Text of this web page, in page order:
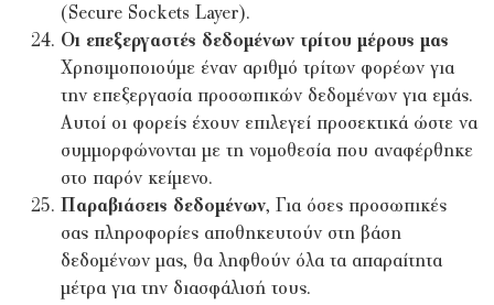
(Secure Sockets Layer).
Οι επεξεργαστές δεδομένων τρίτου μέρους μας
Χρησιμοποιούμε έναν αριθμό τρίτων φορέων για
την επεξεργασία προσωπικών δεδομένων για εμάς.
Αυτοί οι φορείς έχουν επιλεγεί προσεκτικά ώστε να
συμμορφώνονται με τη νομοθεσία που αναφέρθηκε
στο παρόν κείμενο.
Παραβιάσεις δεδομένων, Για όσες προσωπικές
σας πληροφορίες αποθηκευτούν στη βάση
δεδομένων μας, θα ληφθούν όλα τα απαραίτητα
μέτρα για την διασφάλισή τους.